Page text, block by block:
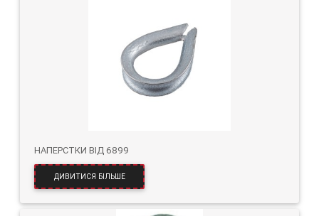
НАПЕРСТКИ ВІД 6899
ДИВИТИСЯ БІЛЬШЕ